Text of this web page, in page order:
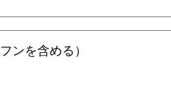
ンを含める）